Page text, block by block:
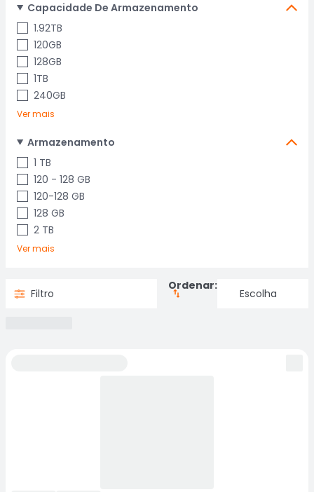
Capacidade De Armazenamento
1.92TB
120GB
128GB
1TB
240GB
Ver mais
Armazenamento
1 TB
120 - 128 GB
120-128 GB
128 GB
2 TB
Ver mais
Filtro
Ordenar: